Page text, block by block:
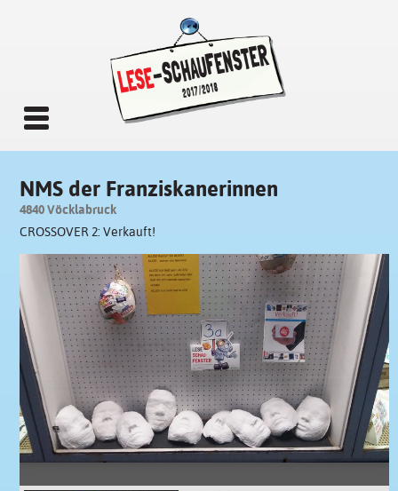
NMS der Franziskanerinnen
4840 Vöcklabruck
CROSSOVER 2: Verkauft!